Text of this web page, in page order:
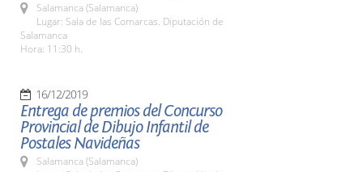
Salamanca (Salamanca)
Lugar: Sala de las Comarcas. Diputación de
Salamanca
Hora: 11:30 h.
16/12/2019
Entrega de premios del Concurso
Provincial de Dibujo Infantil de
Postales Navideñas
Salamanca (Salamanca)